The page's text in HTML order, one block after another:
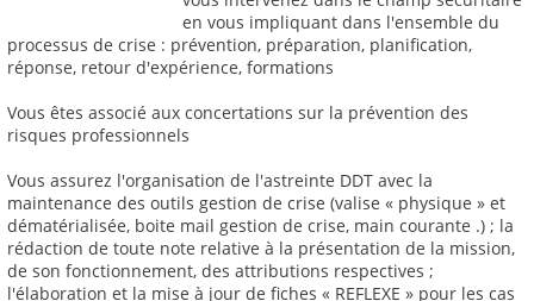
en vous impliquant dans l'ensemble du
processus de crise : prévention, préparation, planification,
réponse, retour d'expérience, formations
Vous êtes associé aux concertations sur la prévention des
risques professionnels
Vous assurez l'organisation de l'astreinte DDT avec la
maintenance des outils gestion de crise (valise « physique » et
dématérialisée, boite mail gestion de crise, main courante .) ; la
rédaction de toute note relative à la présentation de la mission,
de son fonctionnement, des attributions respectives ;
l'élaboration et la mise à jour de fiches « REFLEXE » pour les cas